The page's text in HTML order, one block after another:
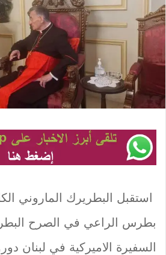
استقبل البطريرك الماروني
بطرس الراعي في الصرح
السفيرة الاميركية في لبنان